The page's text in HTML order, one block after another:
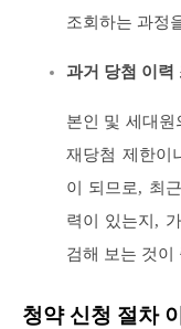
조회하는 과정
과거 당첨 이력
본인 및 세대원
재당첨 제한이
이 되므로, 최
력이 있는지,
검해 보는 것이
청약 신청 절차